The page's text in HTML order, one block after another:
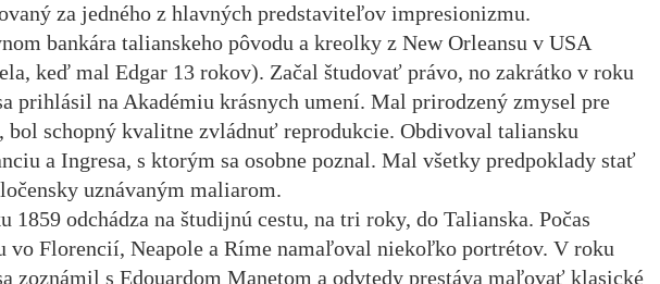
za jedného z hlavných predstaviteľov impresionizmu.
bankára talianskeho pôvodu a kreolky z New Orleansu v USA
keď mal Edgar 13 rokov). Začal študovať právo, no zakrátko v roku
prihlásil na Akadémiu krásnych umení. Mal prirodzený zmysel pre
bol schopný kvalitne zvládnuť reprodukcie. Obdivoval taliansku
a Ingresa, s ktorým sa osobne poznal. Mal všetky predpoklady stať
uznávaným maliarom.
1859 odchádza na študijnú cestu, na tri roky, do Talianska. Počas
vo Florencií, Neapole a Ríme namaľoval niekoľko portrétov. V roku
zoznámil s Edouardom Manetom a odvtedy prestáva maľovať klasické